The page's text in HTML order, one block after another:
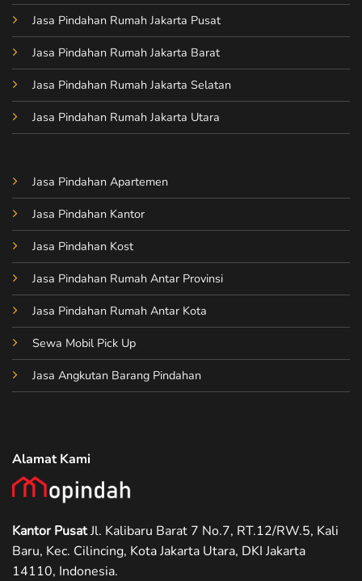
Jasa Pindahan Rumah Jakarta Pusat
Jasa Pindahan Rumah Jakarta Barat
Jasa Pindahan Rumah Jakarta Selatan
Jasa Pindahan Rumah Jakarta Utara
Jasa Pindahan Apartemen
Jasa Pindahan Kantor
Jasa Pindahan Kost
Jasa Pindahan Rumah Antar Provinsi
Jasa Pindahan Rumah Antar Kota
Sewa Mobil Pick Up
Jasa Angkutan Barang Pindahan
Alamat Kami
Kantor PusatJl. Kalibaru Barat 7 No.7, RT.12/RW.5, Kali
Baru, Kec. Cilincing, Kota Jakarta Utara, DKI Jakarta
14110, Indonesia.